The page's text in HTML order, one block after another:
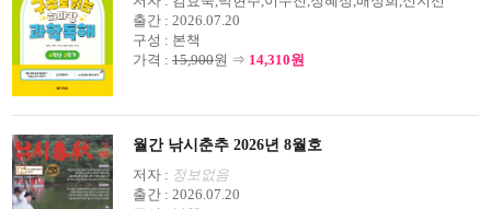
출간 : 2026.07.20
구성 : 본책
가격 : 15,900원 ⇒ 14,310원
월간 낚시춘추 2026년 8월호
저자 : 정보없음
출간 : 2026.07.20